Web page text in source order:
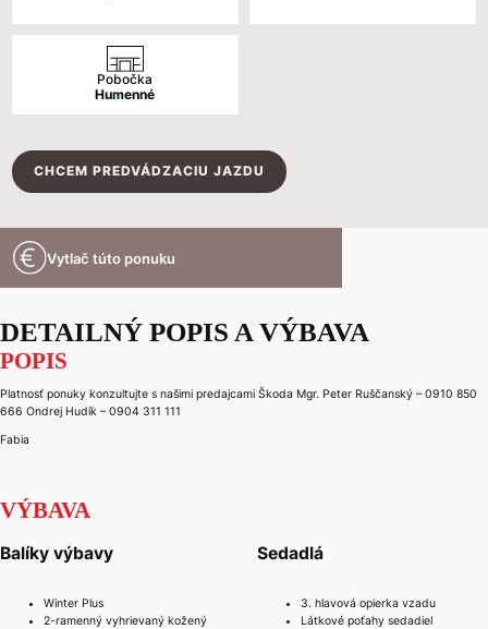
Pobočka
Humenné
CHCEM PREDVÁDZACIU JAZDU
Vytlač túto ponuku
DETAILNÝ POPIS A VÝBAVA
POPIS
Platnosť ponuky konzultujte s našimi predajcami Škoda Mgr. Peter Ruščanský – 0910 850
666 Ondrej Hudík – 0904 311 111
Fabia
VÝBAVA
Balíky výbavy
Winter Plus
2-ramenný vyhrievaný kožený
Sedadlá
3. hlavová opierka vzadu
Látkové poťahy sedadiel